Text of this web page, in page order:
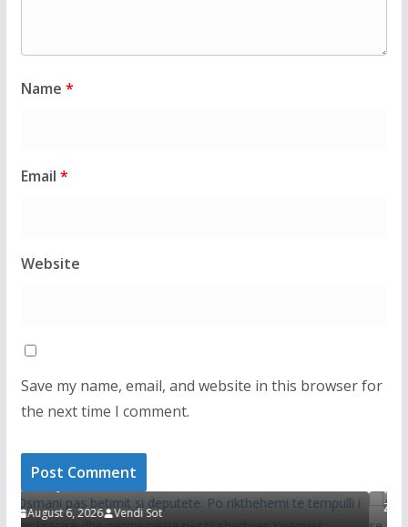
Name *
Email *
Website
Save my name, email, and website in this browser for
the next time I comment.
përgjegjësia për t’i
Kurti thotë se seanca
zgjidhur çështjen e